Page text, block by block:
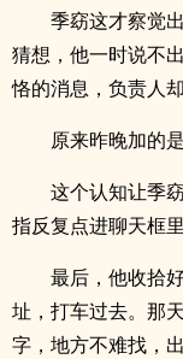
季窈这才察觉
猜想，他一时说不
恪的消息，负责人
原来昨晚加的
这个认知让季
指反复点进聊天框
最后，他收拾
址，打车过去。那
字，地方不难找，